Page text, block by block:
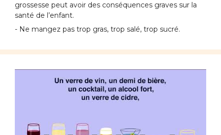
grossesse peut avoir des conséquences graves sur la
santé de l’enfant.
- Ne mangez pas trop gras, trop salé, trop sucré.